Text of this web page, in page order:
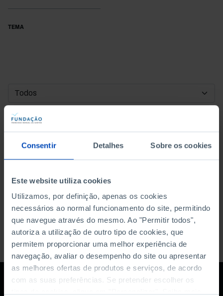
Consentir Detalhes Sobre os cookies
Este website utiliza cookies
Utilizamos, por definição, apenas os cookies
necessários ao normal funcionamento do site, permitindo
que navegue através do mesmo. Ao "Permitir todos",
autoriza a utilização de outro tipo de cookies, que
permitem proporcionar uma melhor experiência de
navegação, avaliar o desempenho do site ou apresentar
as melhores ofertas de produtos e serviços, de acordo
com as suas preferências. Se pretender escolher os
TEMA
DATA DE INÍCIO
DATA DE FIM